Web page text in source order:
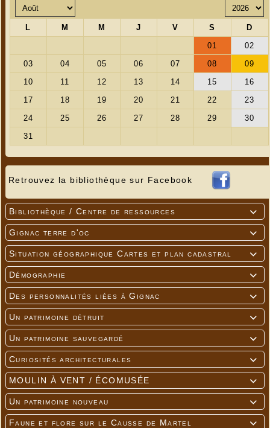
Retrouvez la bibliothèque sur Facebook

Bibliothèque / Centre de ressources

Gignac terre d'oc

Situation géographique Cartes et plan cadastral

Démographie

Des personnalités liées à Gignac

Un patrimoine détruit

Un patrimoine sauvegardé

Curiosités architecturales

MOULIN À VENT / ÉCOMUSÉE

Un patrimoine nouveau

Faune et flore sur le Causse de Martel